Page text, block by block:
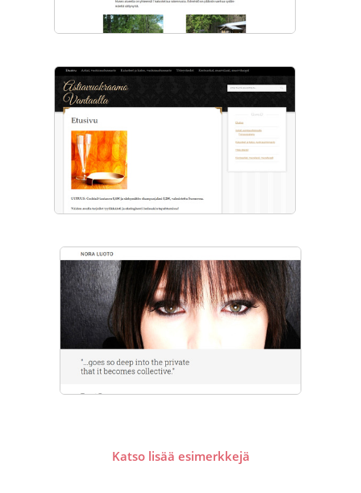
Katso lisää esimerkkejä